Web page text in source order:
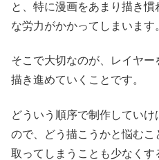
と、特に漫画をあまり描き
な労力がかかってしまいます
そこで大切なのが、レイヤ
描き進めていくことです。
どういう順序で制作してい
ので、どう描こうかと悩む
取ってしまうことも少なくす